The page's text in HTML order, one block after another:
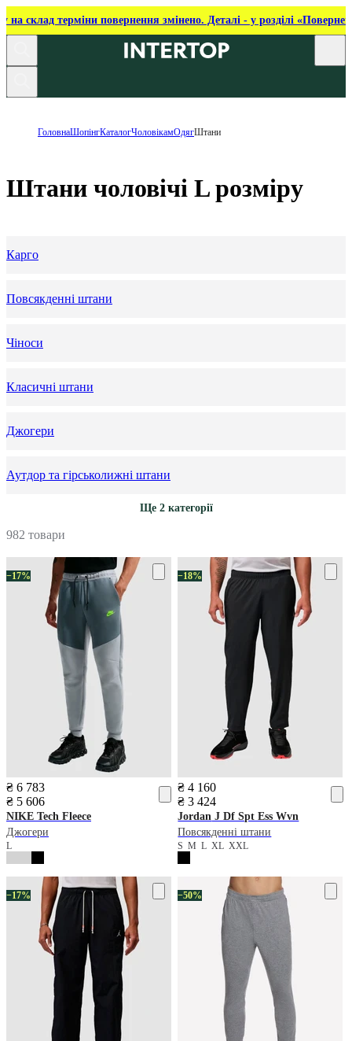
на склад терміни повернення змінено. Деталі - у розділі
ГоловнаШопінгКаталогЧоловікамОдягШтани
Штани чоловічі L розміру
Карго
Повсякденні штани
Чіноси
Класичні штани
Джогери
Аутдор та гірськолижні штани
Ще 2 категорії
982 товари
−17%
₴ 6 783
₴ 5 606
NIKE Tech Fleece
Джогери
L
−18%
₴ 4 160
₴ 3 424
Jordan J Df Spt Ess Wvn
Повсякденні штани
SMLXLXXL
−17% −50%